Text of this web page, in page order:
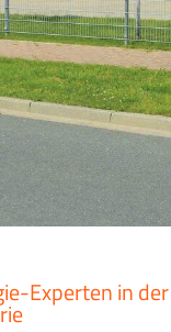
Experten in der